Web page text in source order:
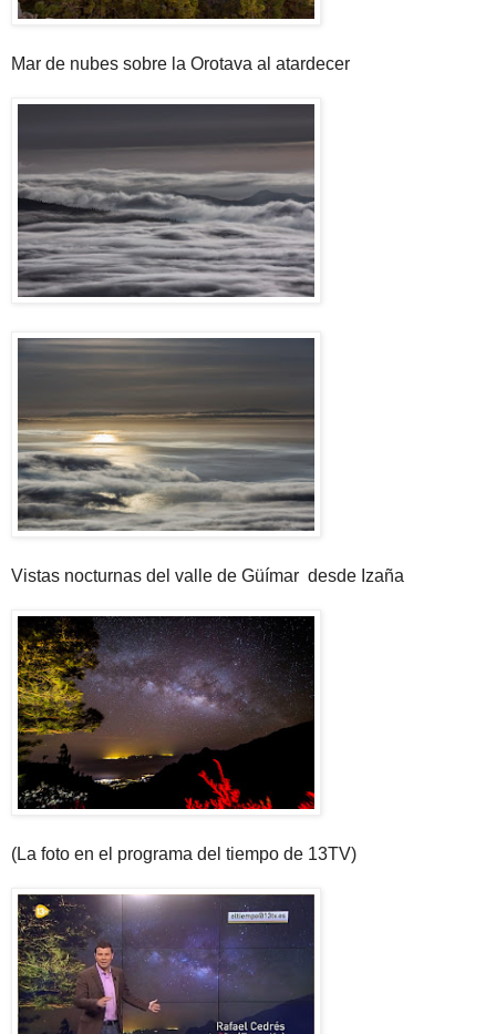
Mar de nubes sobre la Orotava al atardecer
Vistas nocturnas del valle de Güímar desde Izaña
(La foto en el programa del tiempo de 13TV)